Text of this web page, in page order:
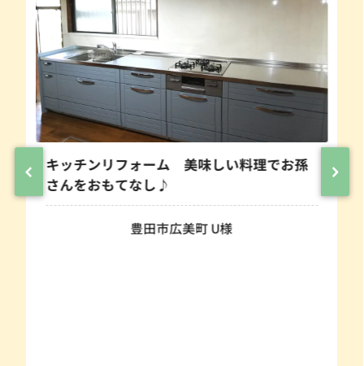
キッチンリフォーム 美味しい料理でお孫
さんをおもてなし♪
豊田市広美町 U様